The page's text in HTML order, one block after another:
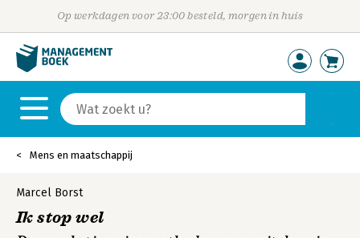
Op werkdagen voor 23:00 besteld, morgen in huis
Mens en maatschappij
Marcel Borst
Ik stop wel